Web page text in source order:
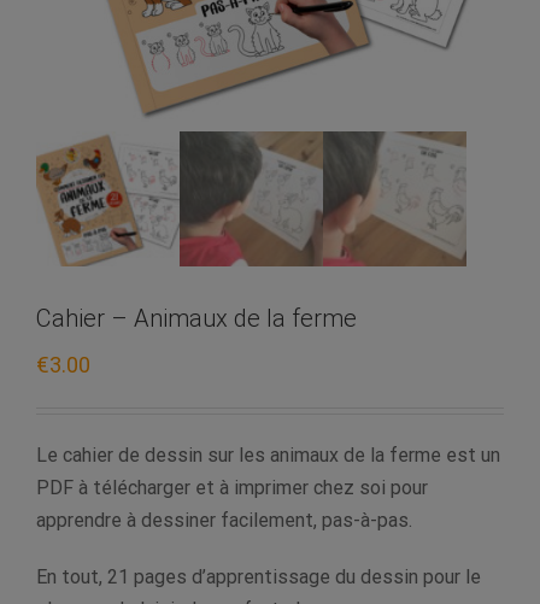
Cahier – Animaux de la ferme
€3.00
Le cahier de dessin sur les animaux de la ferme est un
PDF à télécharger et à imprimer chez soi pour
apprendre à dessiner facilement, pas-à-pas.
En tout, 21 pages d’apprentissage du dessin pour le